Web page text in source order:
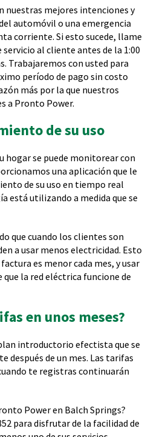
nuestras mejores intenciones y
automóvil o una emergencia
corriente. Si esto sucede, llame
al cliente antes de la 1:00
Trabajaremos con usted para
período de pago sin costo
más por la que nuestros
a Pronto Power.
de su uso
hogar se puede monitorear con
una aplicación que le
de su uso en tiempo real
está utilizando a medida que se
que cuando los clientes son
a usar menos electricidad. Esto
es menor cada mes, y usar
la red eléctrica funcione de
en unos meses?
introductorio efectista que se
después de un mes. Las tarifas
te registras continuarán
Power en Balch Springs?
para disfrutar de la facilidad de